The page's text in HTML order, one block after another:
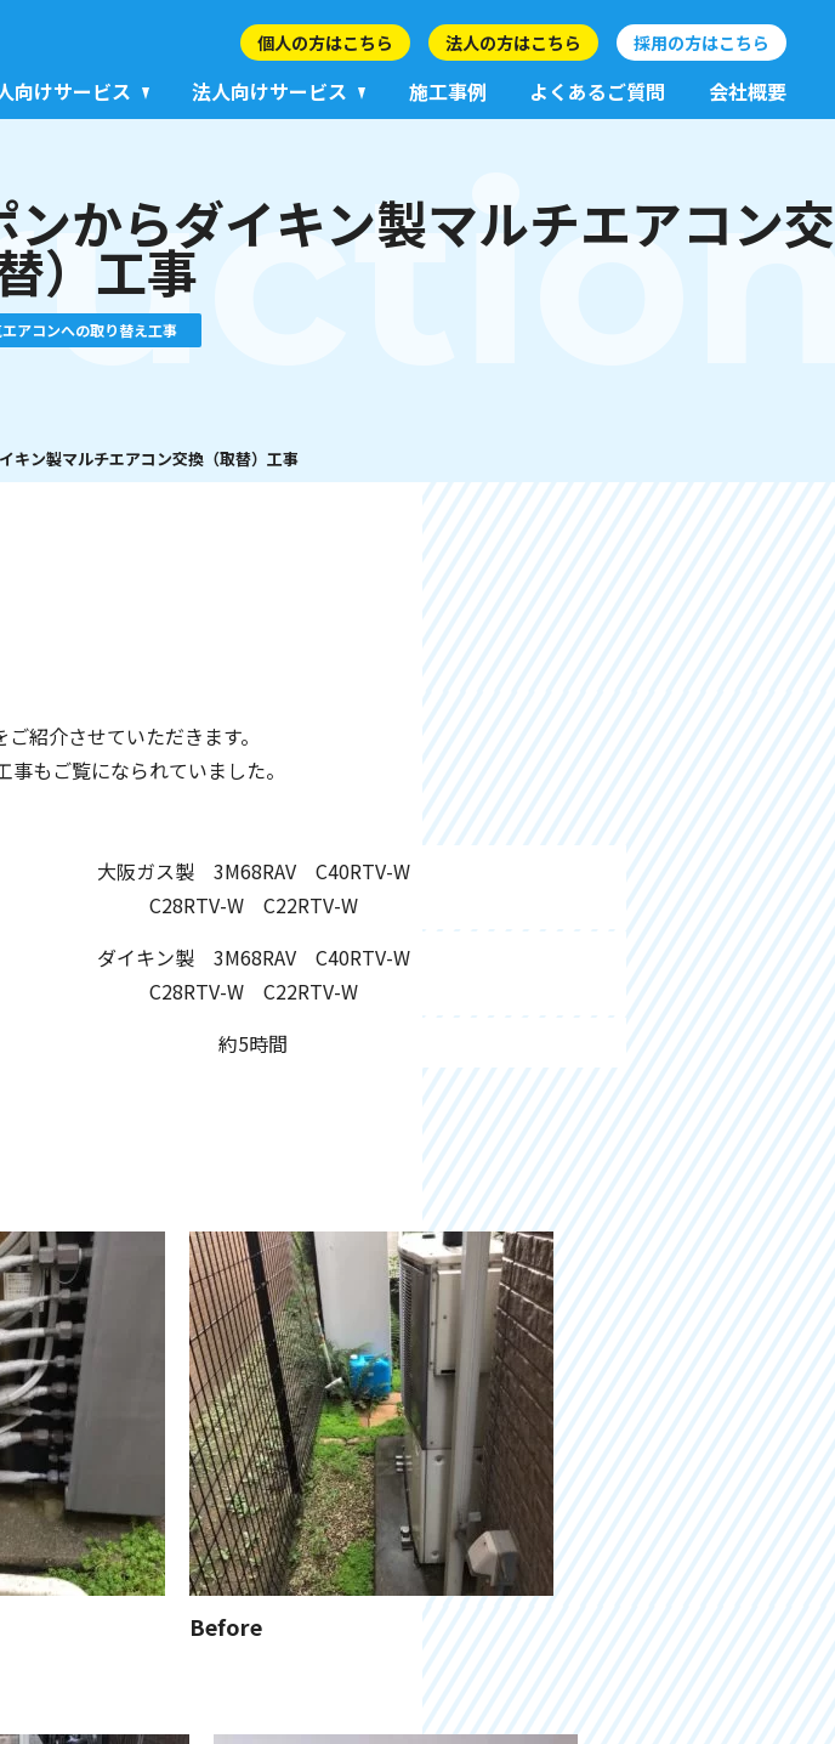
個人の方はこちら 法人の方はこちら 採用の方はこちら
向けサービス 法人向けサービス 施工事例 よくあるご質問 会社概要
からダイキン製マルチエアコン交
）工事
アコンへの取り替え工事
ン製マルチエアコン交換（取替）工事
紹介させていただきます。
もご覧になられていました。
大阪ガス製 3M68RAV C40RTV-W
C28RTV-W C22RTV-W
ダイキン製 3M68RAV C40RTV-W
C28RTV-W C22RTV-W
約5時間
Before